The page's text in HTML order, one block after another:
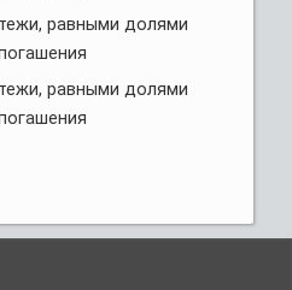
равными долями
равными долями